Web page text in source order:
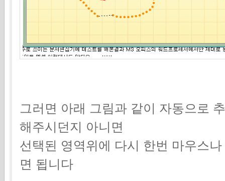
그러면 아래 그림과 같이 자동으로
해주시던지 아니면
선택된 영역위에 다시 한번 마우스
면 됩니다